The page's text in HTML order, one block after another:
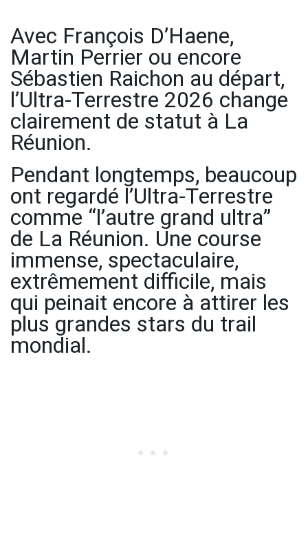
Avec François D’Haene,
Martin Perrier ou encore
Sébastien Raichon au départ,
l’Ultra-Terrestre 2026 change
clairement de statut à La
Réunion.
Pendant longtemps, beaucoup
ont regardé l’Ultra-Terrestre
comme “l’autre grand ultra”
de La Réunion. Une course
immense, spectaculaire,
extrêmement difficile, mais
qui peinait encore à attirer les
plus grandes stars du trail
mondial.